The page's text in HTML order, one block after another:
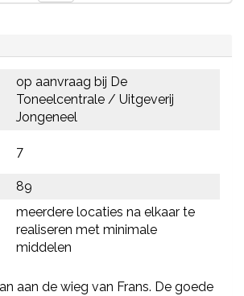
op aanvraag bij De
Toneelcentrale / Uitgeverij
Jongeneel
7
89
meerdere locaties na elkaar te
realiseren met minimale
middelen
aan de wieg van Frans. De goede